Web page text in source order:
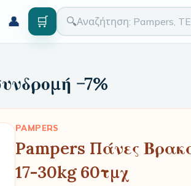
🔍
👤 🛒
−7%
PAMPERS
Pampers Πάνες
17-30kg 60τμχ